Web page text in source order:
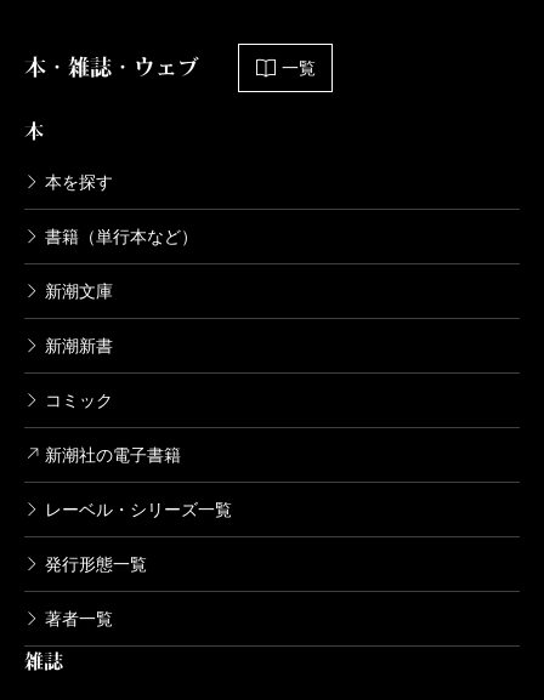
本・雑誌・ウェブ 一覧
本
本を探す
書籍（単行本など）
新潮文庫
新潮新書
コミック
新潮社の電子書籍
レーベル・シリーズ一覧
発行形態一覧
著者一覧
雑誌